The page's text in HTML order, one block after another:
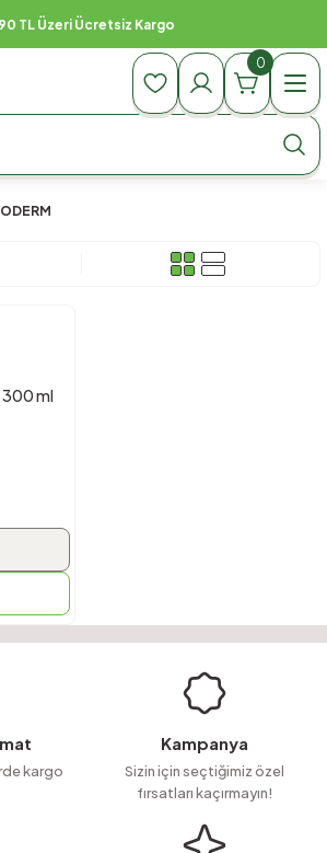
TL Üzeri Ücretsiz Kargo
0
ml
kargo
Kampanya
Sizin için seçtiğimiz özel
fırsatları kaçırmayın!